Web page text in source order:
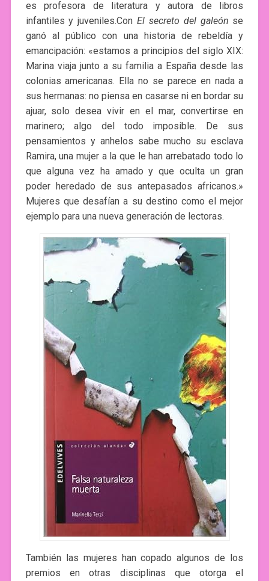
es profesora de literatura y autora de libros
infantiles y juveniles.ConEl secreto del galeón se
ganó al público con una historia de rebeldía y
emancipación: «estamos a principios del siglo XIX:
Marina viaja junto a su familia a España desde las
colonias americanas. Ella no se parece en nada a
sus hermanas: no piensa en casarse ni en bordar su
ajuar, solo desea vivir en el mar, convertirse en
marinero; algo del todo imposible. De sus
pensamientos y anhelos sabe mucho su esclava
Ramira, una mujer a la que le han arrebatado todo lo
que alguna vez ha amado y que oculta un gran
poder heredado de sus antepasados africanos.»
Mujeres que desafían a su destino como el mejor
ejemplo para una nueva generación de lectoras.
También las mujeres han copado algunos de los
premios en otras disciplinas que otorga el